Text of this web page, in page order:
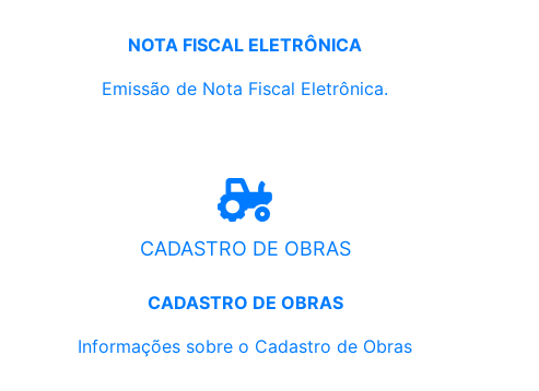
NOTA FISCAL ELETRÔNICA
Emissão de Nota Fiscal Eletrônica.
CADASTRO DE OBRAS
CADASTRO DE OBRAS
Informações sobre o Cadastro de Obras